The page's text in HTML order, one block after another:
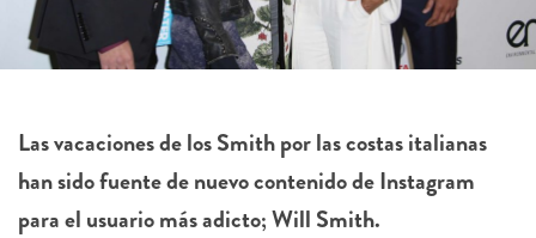
Las vacaciones de los Smith por las costas italianas
han sido fuente de nuevo contenido de Instagram
para el usuario más adicto; Will Smith.